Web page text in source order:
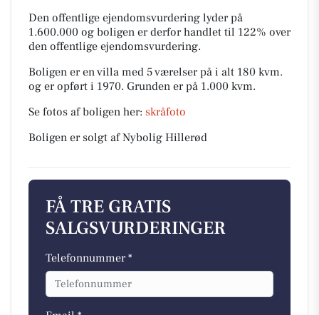
Den offentlige ejendomsvurdering lyder på
1.600.000 og boligen er derfor handlet til 122% over
den offentlige ejendomsvurdering.
Boligen er en villa med 5 værelser på i alt 180 kvm.
og er opført i 1970. Grunden er på 1.000 kvm.
Se fotos af boligen her: skråfoto
Boligen er solgt af Nybolig Hillerød
FÅ TRE GRATIS
SALGSVURDERINGER
Telefonnummer *